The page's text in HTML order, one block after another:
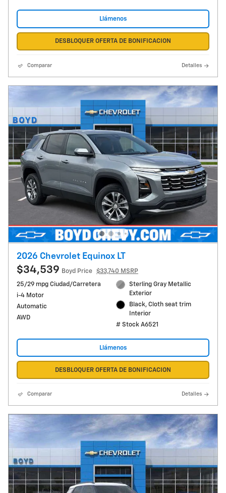
Llámenos
DESBLOQUER OFERTA DE BONIFICACION
Comparar Detalles
2026 Chevrolet Equinox LT
$34,539 Boyd Price
$33,740 MSRP
25/29 mpg Ciudad/Carretera
i-4 Motor
Automatic
AWD
Sterling Gray Metallic
Exterior
Black, Cloth seat trim
Interior
# Stock A6521
Llámenos
DESBLOQUER OFERTA DE BONIFICACION
Comparar Detalles